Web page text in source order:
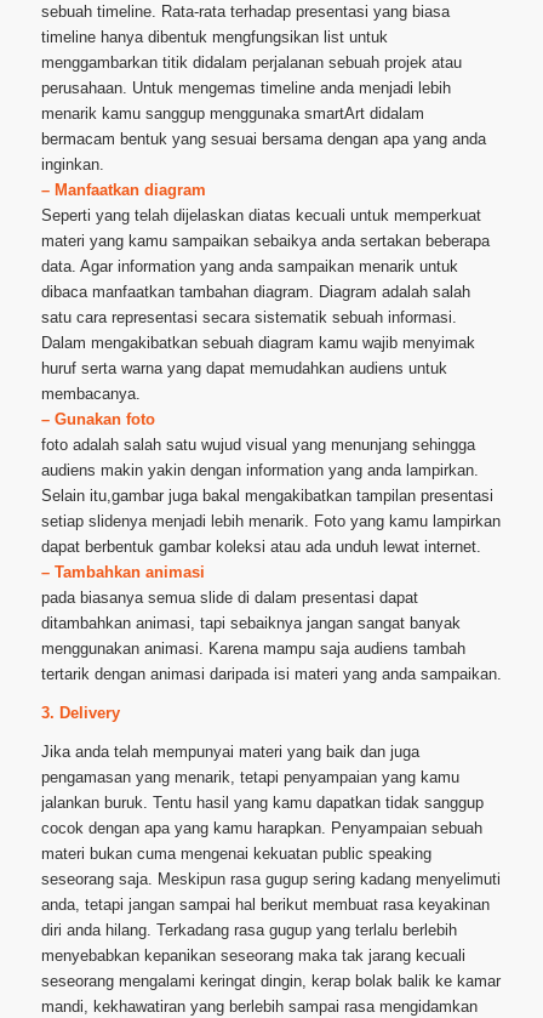
sebuah timeline. Rata-rata terhadap presentasi yang biasa
timeline hanya dibentuk mengfungsikan list untuk
menggambarkan titik didalam perjalanan sebuah projek atau
perusahaan. Untuk mengemas timeline anda menjadi lebih
menarik kamu sanggup menggunaka smartArt didalam
bermacam bentuk yang sesuai bersama dengan apa yang anda
inginkan.
– Manfaatkan diagram
Seperti yang telah dijelaskan diatas kecuali untuk memperkuat
materi yang kamu sampaikan sebaikya anda sertakan beberapa
data. Agar information yang anda sampaikan menarik untuk
dibaca manfaatkan tambahan diagram. Diagram adalah salah
satu cara representasi secara sistematik sebuah informasi.
Dalam mengakibatkan sebuah diagram kamu wajib menyimak
huruf serta warna yang dapat memudahkan audiens untuk
membacanya.
– Gunakan foto
foto adalah salah satu wujud visual yang menunjang sehingga
audiens makin yakin dengan information yang anda lampirkan.
Selain itu,gambar juga bakal mengakibatkan tampilan presentasi
setiap slidenya menjadi lebih menarik. Foto yang kamu lampirkan
dapat berbentuk gambar koleksi atau ada unduh lewat internet.
– Tambahkan animasi
pada biasanya semua slide di dalam presentasi dapat
ditambahkan animasi, tapi sebaiknya jangan sangat banyak
menggunakan animasi. Karena mampu saja audiens tambah
tertarik dengan animasi daripada isi materi yang anda sampaikan.
3. Delivery
Jika anda telah mempunyai materi yang baik dan juga
pengamasan yang menarik, tetapi penyampaian yang kamu
jalankan buruk. Tentu hasil yang kamu dapatkan tidak sanggup
cocok dengan apa yang kamu harapkan. Penyampaian sebuah
materi bukan cuma mengenai kekuatan public speaking
seseorang saja. Meskipun rasa gugup sering kadang menyelimuti
anda, tetapi jangan sampai hal berikut membuat rasa keyakinan
diri anda hilang. Terkadang rasa gugup yang terlalu berlebih
menyebabkan kepanikan seseorang maka tak jarang kecuali
seseorang mengalami keringat dingin, kerap bolak balik ke kamar
mandi, kekhawatiran yang berlebih sampai rasa mengidamkan